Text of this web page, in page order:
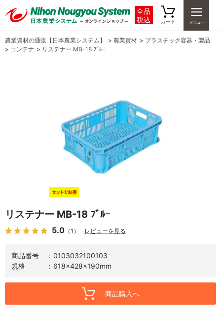
全品
税込
カート
農業資材の通販【日本農業システム】 > 農業資材 > プラスチック容器・製品
> コンテナ > リステナー MB-18 ﾌﾞﾙｰ
リステナー MB-18 ﾌﾞﾙｰ
5.0 （1） レビューを見る
商品番号
0103032100103
規格
618×428×190mm
商品購入へ